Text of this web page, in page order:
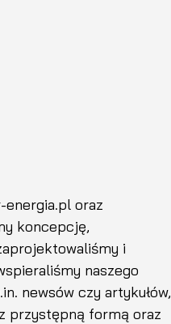
oraz
koncepcję,
i
naszego
newsów czy artykułów,
przystępną formą oraz